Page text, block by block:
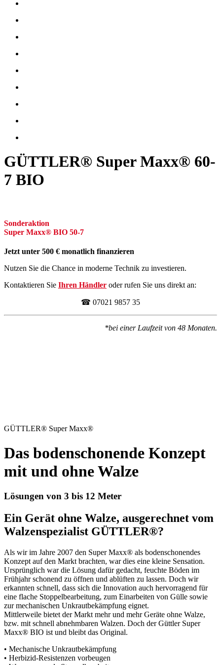
GÜTTLER® Super Maxx® 60-
7 BIO
Sonderaktion
Super Maxx® BIO 50-7
Jetzt unter 500 € monatlich finanzieren
Nutzen Sie die Chance in moderne Technik zu investieren.
Kontaktieren Sie Ihren Händler oder rufen Sie uns direkt an:
☎ 07021 9857 35
*bei einer Laufzeit von 48 Monaten.
GÜTTLER® Super Maxx®
Das bodenschonende Konzept
mit und ohne Walze
Lösungen von 3 bis 12 Meter
Ein Gerät ohne Walze, ausgerechnet vom
Walzenspezialist GÜTTLER®?
Als wir im Jahre 2007 den Super Maxx® als bodenschonendes
Konzept auf den Markt brachten, war dies eine kleine Sensation.
Ursprünglich war die Lösung dafür gedacht, feuchte Böden im
Frühjahr schonend zu öffnen und ablüften zu lassen. Doch wir
erkannten schnell, dass sich die Innovation auch hervorragend für
eine flache Stoppelbearbeitung, zum Einarbeiten von Gülle sowie
zur mechanischen Unkrautbekämpfung eignet.
Mittlerweile bietet der Markt mehr und mehr Geräte ohne Walze,
bzw. mit schnell abnehmbaren Walzen. Doch der Güttler Super
Maxx® BIO ist und bleibt das Original.
• Mechanische Unkrautbekämpfung
• Herbizid-Resistenzen vorbeugen